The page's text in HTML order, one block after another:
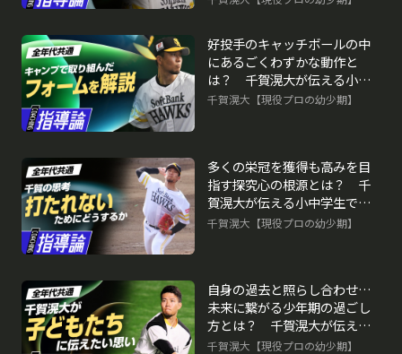
再生中
好投手のキャッチボールの中
にあるごくわずかな動作と
は？ 千賀滉大が伝える小中
学生で取り組むべきこと
千賀滉大【現役プロの幼少期】
多くの栄冠を獲得も高みを目
指す探究心の根源とは？ 千
賀滉大が伝える小中学生で取
り組むべきこと
千賀滉大【現役プロの幼少期】
自身の過去と照らし合わせ…
未来に繋がる少年期の過ごし
方とは？ 千賀滉大が伝える
小中学生で取り組むべきこと
千賀滉大【現役プロの幼少期】